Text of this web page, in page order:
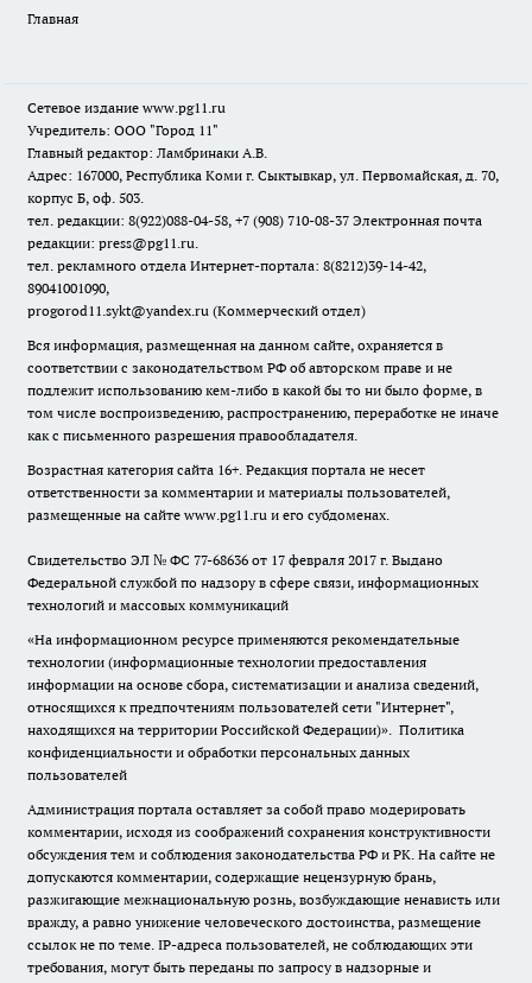
Главная
Сетевое издание www.pg11.ru
Учредитель: ООО "Город 11"
Главный редактор: Ламбринаки А.В.
Адрес: 167000, Республика Коми г. Сыктывкар, ул. Первомайская, д. 70,
корпус Б, оф. 503.
тел. редакции: 8(922)088-04-58, +7 (908) 710-08-37 Электронная почта
редакции: press@pg11.ru.
тел. рекламного отдела Интернет-портала: 8(8212)39-14-42,
89041001090,
progorod11.sykt@yandex.ru (Коммерческий отдел)
Вся информация, размещенная на данном сайте, охраняется в
соответствии с законодательством РФ об авторском праве и не
подлежит использованию кем-либо в какой бы то ни было форме, в
том числе воспроизведению, распространению, переработке не иначе
как с письменного разрешения правообладателя.
Возрастная категория сайта 16+. Редакция портала не несет
ответственности за комментарии и материалы пользователей,
размещенные на сайте www.pg11.ru и его субдоменах.
Свидетельство ЭЛ № ФС 77-68636 от 17 февраля 2017 г. Выдано
Федеральной службой по надзору в сфере связи, информационных
технологий и массовых коммуникаций
«На информационном ресурсе применяются рекомендательные
технологии (информационные технологии предоставления
информации на основе сбора, систематизации и анализа сведений,
относящихся к предпочтениям пользователей сети "Интернет",
находящихся на территории Российской Федерации)». Политика
конфиденциальности и обработки персональных данных
пользователей
Администрация портала оставляет за собой право модерировать
комментарии, исходя из соображений сохранения конструктивности
обсуждения тем и соблюдения законодательства РФ и РК. На сайте не
допускаются комментарии, содержащие нецензурную брань,
разжигающие межнациональную рознь, возбуждающие ненависть или
вражду, а равно унижение человеческого достоинства, размещение
ссылок не по теме. IP-адреса пользователей, не соблюдающих эти
требования, могут быть переданы по запросу в надзорные и